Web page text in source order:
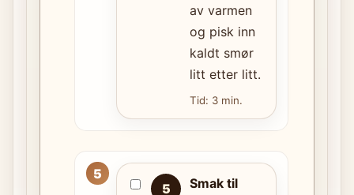
av varmen
og pisk inn
kaldt smør
litt etter litt.
Tid: 3 min.
5
Smak til